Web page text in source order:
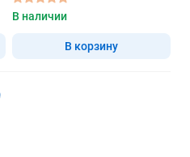
В наличии
В корзину